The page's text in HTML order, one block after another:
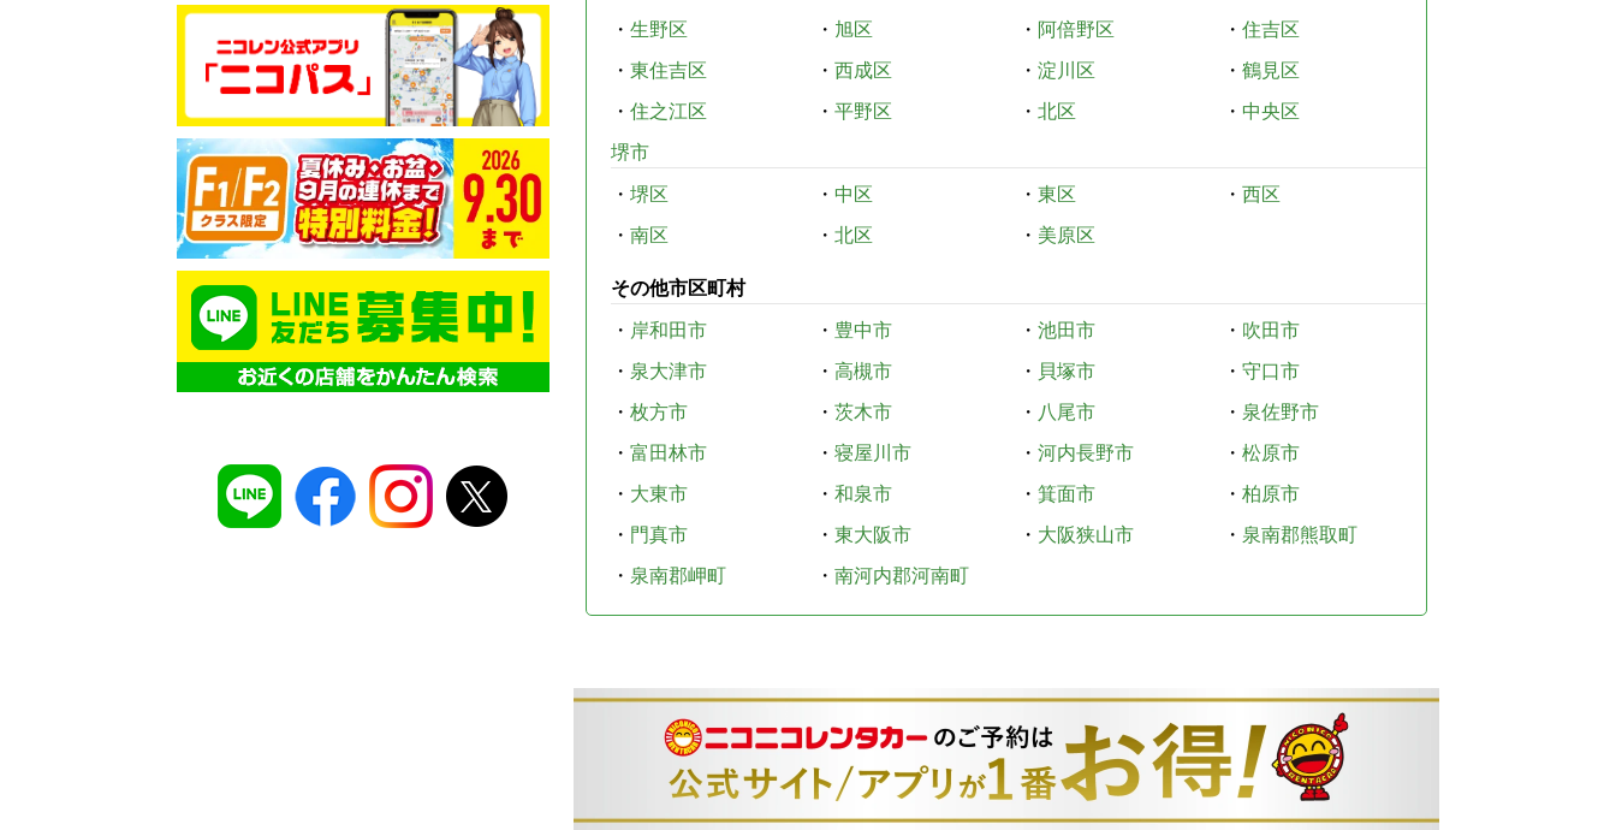
・ 生野区 ・ 旭区 ・ 阿倍野区 ・ 住吉区
・ 東住吉区 ・ 西成区 ・ 淀川区 ・ 鶴見区
・ 住之江区 ・ 平野区 ・ 北区 ・ 中央区
堺市
・ 堺区 ・ 中区 ・ 東区 ・ 西区
・ 南区 ・ 北区 ・ 美原区
その他市区町村
・ 岸和田市 ・ 豊中市 ・ 池田市 ・ 吹田市
・ 泉大津市 ・ 高槻市 ・ 貝塚市 ・ 守口市
・ 枚方市 ・ 茨木市 ・ 八尾市 ・ 泉佐野市
・ 富田林市 ・ 寝屋川市 ・ 河内長野市 ・ 松原市
・ 大東市 ・ 和泉市 ・ 箕面市 ・ 柏原市
・ 門真市 ・ 東大阪市 ・ 大阪狭山市 ・ 泉南郡熊取町
・ 泉南郡岬町 ・ 南河内郡河南町